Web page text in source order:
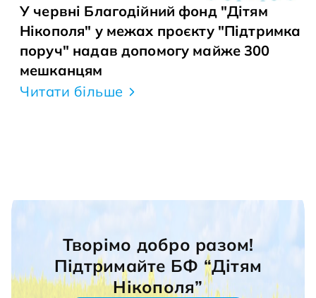
У червні Благодійний фонд "Дітям
Нікополя" у межах проєкту "Підтримка
поруч" надав допомогу майже 300
мешканцям
Читати більше
Творімо добро разом!
Підтримайте БФ “Дітям
Нікополя”